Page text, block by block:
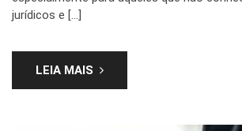
jurídicos e […]
LEIA MAIS